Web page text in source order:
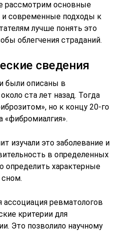
рассмотрим основные
современные подходы к
лучше понять это
облегчения страданий.
сведения
были описаны в
ста лет назад. Тогда
но к концу 20-го
«фибромиалгия».
изучали это заболевание и
в определенных
определить характерные
ассоциация ревматологов
критерии для
Это позволило научному